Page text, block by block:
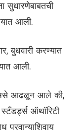
सुधारणेबाबतची
आली.
बुधवारी करण्यात
आली.
असे आढळून आले की,
ऑथॉरिटी
परवान्याशिवाय